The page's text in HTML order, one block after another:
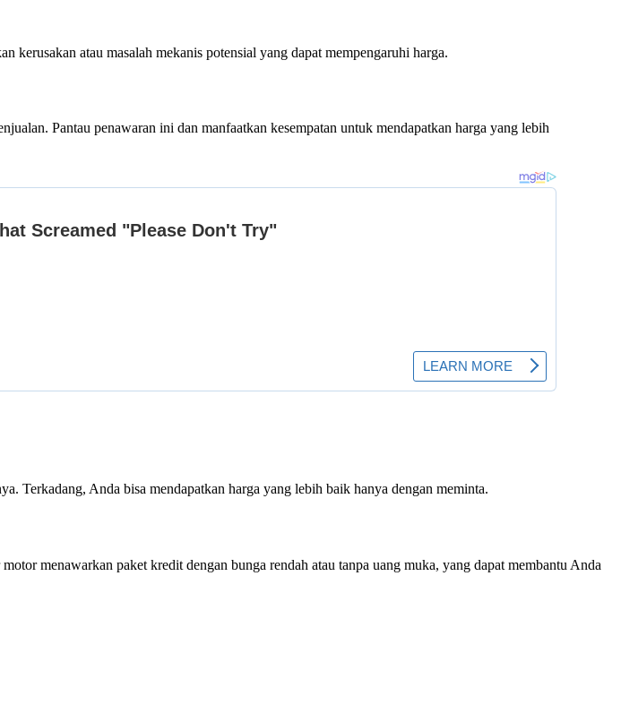
atau masalah mekanis potensial yang dapat mempengaruhi harga.
Pantau penawaran ini dan manfaatkan kesempatan untuk mendapatkan harga yang lebih
Terkadang, Anda bisa mendapatkan harga yang lebih baik hanya dengan meminta.
menawarkan paket kredit dengan bunga rendah atau tanpa uang muka, yang dapat membantu Anda